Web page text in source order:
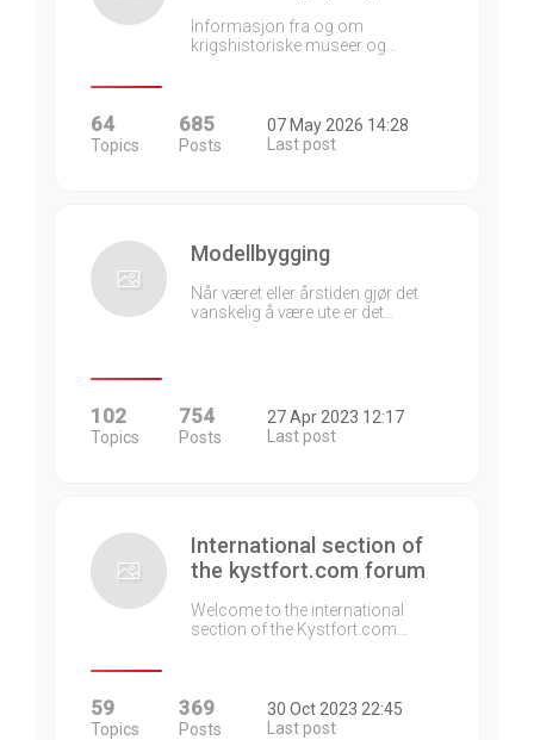
Informasjon fra og om
krigshistoriske museer og…
64
Topics
685
Posts
07 May 2026 14:28
Last post
Modellbygging
Når været eller årstiden gjør det
vanskelig å være ute er det…
102
Topics
754
Posts
27 Apr 2023 12:17
Last post
International section of
the kystfort.com forum
Welcome to the international
section of the Kystfort.com…
59
Topics
369
Posts
30 Oct 2023 22:45
Last post